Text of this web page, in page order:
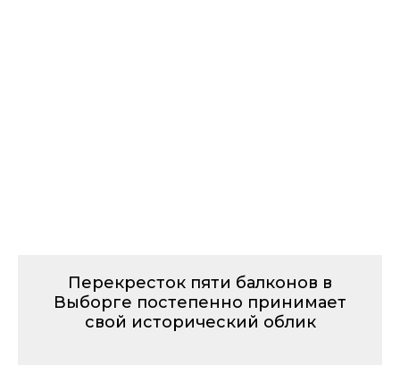
Перекресток пяти балконов в
Выборге постепенно принимает
свой исторический облик